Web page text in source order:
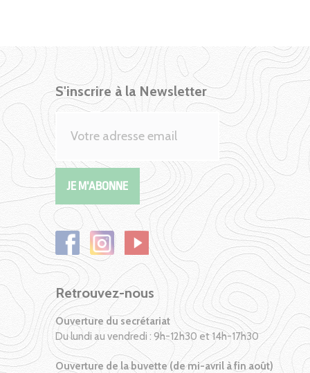
S'inscrire à la Newsletter
Retrouvez-nous
Ouverture du secrétariat
Du lundi au vendredi : 9h-12h30 et 14h-17h30
Ouverture de la buvette (de mi-avril à fin août)